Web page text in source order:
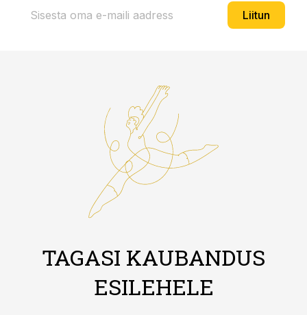
Liitun
TAGASI KAUBANDUS
ESILEHELE